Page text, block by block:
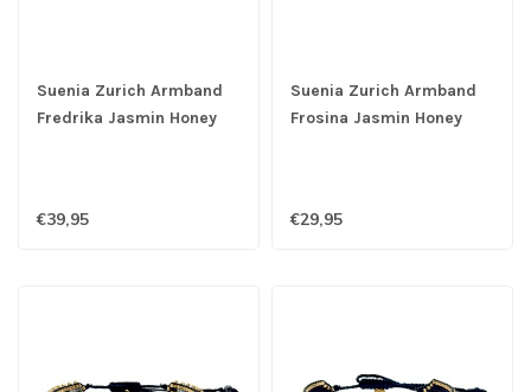
Suenia Zurich Armband
Fredrika Jasmin Honey
€39,95
Suenia Zurich Armband
Frosina Jasmin Honey
€29,95